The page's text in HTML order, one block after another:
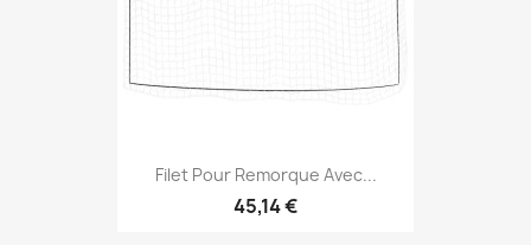
Filet Pour Remorque Avec...
45,14 €